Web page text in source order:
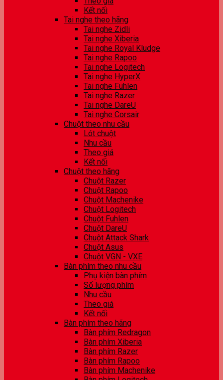
Kết nối
Tai nghe theo hãng
Tai nghe Zidli
Tai nghe Xiberia
Tai nghe Royal Kludge
Tai nghe Rapoo
Tai nghe Logitech
Tai nghe HyperX
Tai nghe Fuhlen
Tai nghe Razer
Tai nghe DareU
Tai nghe Corsair
Chuột theo nhu cầu
Lót chuột
Nhu cầu
Theo giá
Kết nối
Chuột theo hãng
Chuột Razer
Chuột Rapoo
Chuột Machenike
Chuột Logitech
Chuột Fuhlen
Chuột DareU
Chuột Attack Shark
Chuột Asus
Chuột VGN - VXE
Bàn phím theo nhu cầu
Phụ kiện bàn phím
Số lượng phím
Nhu cầu
Theo giá
Kết nối
Bàn phím theo hãng
Bàn phím Redragon
Bàn phím Xiberia
Bàn phím Razer
Bàn phím Rapoo
Bàn phím Machenike